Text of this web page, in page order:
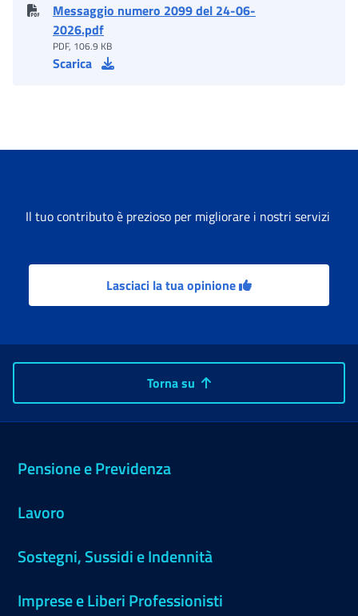
Messaggio numero 2099 del 24-06-
2026.pdf
PDF, 106.9 KB
Scarica
Il tuo contributo è prezioso per migliorare i nostri servizi
Lasciaci la tua opinione
Torna su
Pensione e Previdenza
Lavoro
Sostegni, Sussidi e Indennità
Imprese e Liberi Professionisti